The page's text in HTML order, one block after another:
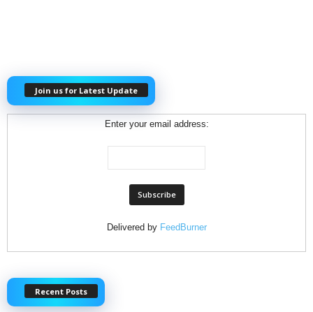
Join us for Latest Update
Enter your email address:
Delivered by FeedBurner
Recent Posts